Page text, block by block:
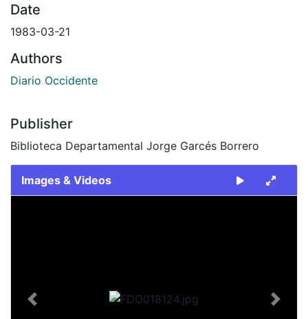
Date
1983-03-21
Authors
Diario Occidente
Publisher
Biblioteca Departamental Jorge Garcés Borrero
Images & Videos
Previous Next